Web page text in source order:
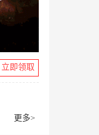
立即领取
更多>